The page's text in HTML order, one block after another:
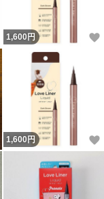
いいね！
1,600 円
いいね！
1,600 円